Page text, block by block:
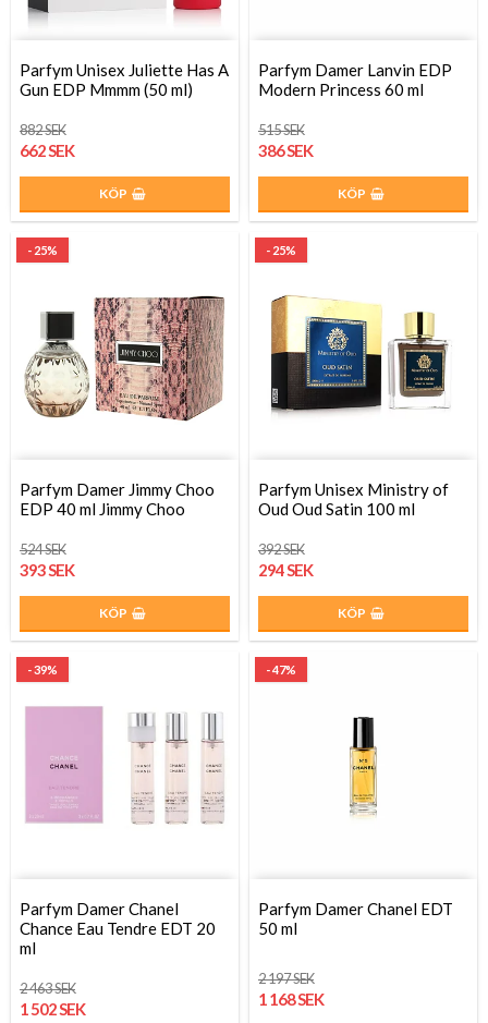
Parfym Unisex Juliette Has A
Gun EDP Mmmm (50 ml)
882 SEK
662 SEK
KÖP
Parfym Damer Lanvin EDP
Modern Princess 60 ml
515 SEK
386 SEK
KÖP
- 25%
Parfym Damer Jimmy Choo
EDP 40 ml Jimmy Choo
524 SEK
393 SEK
KÖP
- 25%
Parfym Unisex Ministry of
Oud Oud Satin 100 ml
392 SEK
294 SEK
KÖP
- 39%
Parfym Damer Chanel
Chance Eau Tendre EDT 20
ml
2 463 SEK
1 502 SEK
- 47%
Parfym Damer Chanel EDT
50 ml
2 197 SEK
1 168 SEK